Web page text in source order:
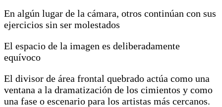
En algún lugar de la cámara, otros continúan con sus
ejercicios sin ser molestados
El espacio de la imagen es deliberadamente
equívoco
El divisor de área frontal quebrado actúa como una
ventana a la dramatización de los cimientos y como
una fase o escenario para los artistas más cercanos.